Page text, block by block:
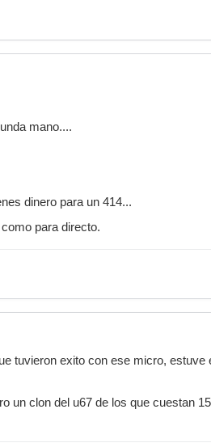
mano....
dinero para un 414...
para directo.
tuvieron exito con ese micro,
un clon del u67 de los que cuestan